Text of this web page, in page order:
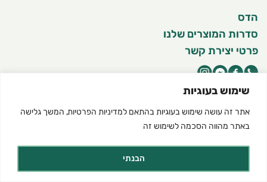
שימוש בעוגיות
אתר זה עושה שימוש בעוגיות בהתאם למדיניות הפרטיות, המשך גלישה
באתר מהווה הסכמה לשימוש זה
הבנתי
הדס
סדרות המוצרים שלנו
פרטי יצירת קשר
©2025 כל הזכויות שמורות להדס מוצרים טבעיים
תנאי שימוש באתר
מדיניות פרטיות